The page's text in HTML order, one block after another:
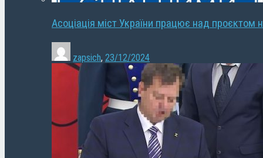
Асоціація міст України працює над проєктом
zapsich, 23/12/2024